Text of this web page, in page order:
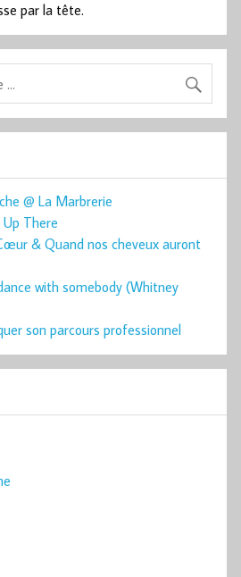
par la tête.
@ La Marbrerie
There
& Quand nos cheveux auront
with somebody (Whitney
son parcours professionnel